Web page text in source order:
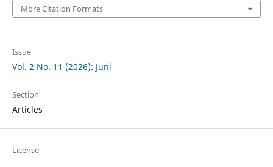
More Citation Formats
Issue
Vol. 2 No. 11 (2026): Juni
Section
Articles
License